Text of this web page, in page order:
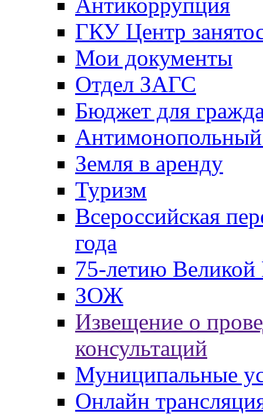
ГКУ Центр
Мои документы
Отдел ЗАГС
Бюджет для
Антимонопольный
Земля в аренду
Туризм
Всероссийская
года
75-летию
ЗОЖ
Извещение о
консультаций
Муниципальные
Онлайн